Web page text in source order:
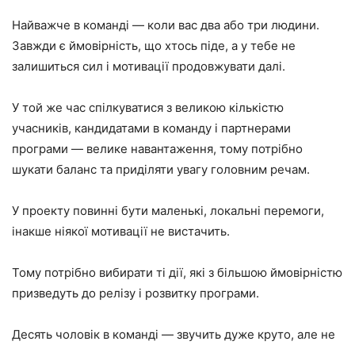
Найважче в команді — коли вас два або три людини.
Завжди є ймовірність, що хтось піде, а у тебе не
залишиться сил і мотивації продовжувати далі.
У той же час спілкуватися з великою кількістю
учасників, кандидатами в команду і партнерами
програми — велике навантаження, тому потрібно
шукати баланс та приділяти увагу головним речам.
У проекту повинні бути маленькі, локальні перемоги,
інакше ніякої мотивації не вистачить.
Тому потрібно вибирати ті дії, які з більшою ймовірністю
призведуть до релізу і розвитку програми.
Десять чоловік в команді — звучить дуже круто, але не